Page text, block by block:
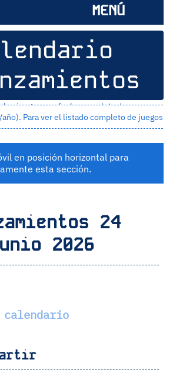
MENÚ
juegos con fecha completa de
Para ver el listado completo de juegos
en posición horizontal para
esta sección.
24
2026